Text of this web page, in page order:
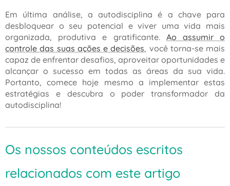
Em última análise, a autodisciplina é a chave para
desbloquear o seu potencial e viver uma vida mais
organizada, produtiva e gratificante. Ao assumir o
controle das suas ações e decisões, você torna-se mais
capaz de enfrentar desafios, aproveitar oportunidades e
alcançar o sucesso em todas as áreas da sua vida.
Portanto, comece hoje mesmo a implementar estas
estratégias e descubra o poder transformador da
autodisciplina!
Os nossos conteúdos escritos
relacionados com este artigo